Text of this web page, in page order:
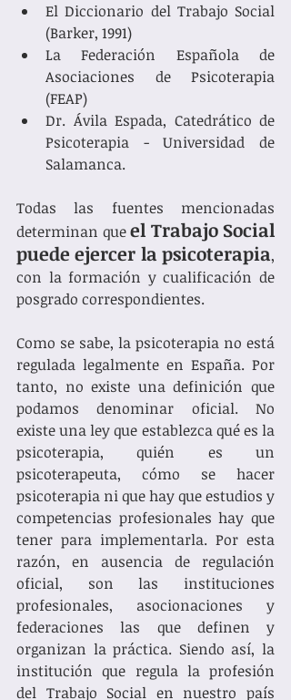
El Diccionario del Trabajo Social
(Barker, 1991)
La Federación Española de
Asociaciones de Psicoterapia
(FEAP)
Dr. Ávila Espada, Catedrático de
Psicoterapia - Universidad de
Salamanca.
Todas las fuentes mencionadas
determinan que el Trabajo Social
puede ejercer la psicoterapia,
con la formación y cualificación de
posgrado correspondientes.
Como se sabe, la psicoterapia no está
regulada legalmente en España. Por
tanto, no existe una definición que
podamos denominar oficial. No
existe una ley que establezca qué es la
psicoterapia, quién es un
psicoterapeuta, cómo se hacer
psicoterapia ni que hay que estudios y
competencias profesionales hay que
tener para implementarla. Por esta
razón, en ausencia de regulación
oficial, son las instituciones
profesionales, asocionaciones y
federaciones las que definen y
organizan la práctica. Siendo así, la
institución que regula la profesión
del Trabajo Social en nuestro país